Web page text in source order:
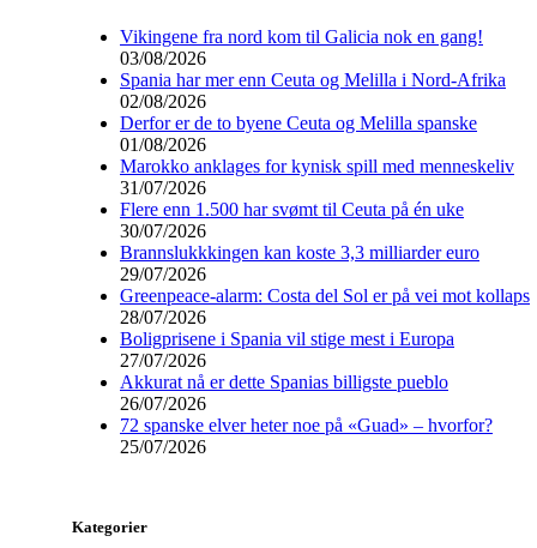
Vikingene fra nord kom til Galicia nok en gang!
03/08/2026
Spania har mer enn Ceuta og Melilla i Nord-Afrika
02/08/2026
Derfor er de to byene Ceuta og Melilla spanske
01/08/2026
Marokko anklages for kynisk spill med menneskeliv
31/07/2026
Flere enn 1.500 har svømt til Ceuta på én uke
30/07/2026
Brannslukkkingen kan koste 3,3 milliarder euro
29/07/2026
Greenpeace-alarm: Costa del Sol er på vei mot kollaps
28/07/2026
Boligprisene i Spania vil stige mest i Europa
27/07/2026
Akkurat nå er dette Spanias billigste pueblo
26/07/2026
72 spanske elver heter noe på «Guad» – hvorfor?
25/07/2026
Kategorier